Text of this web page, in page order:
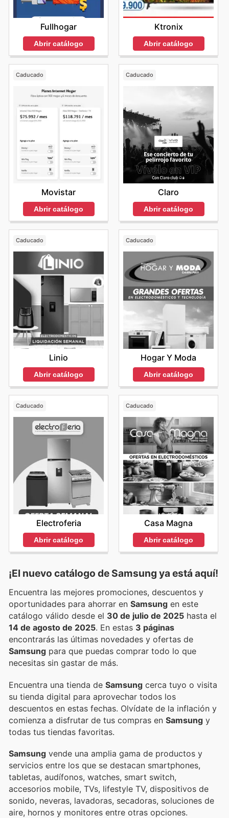
Fullhogar
Abrir catálogo
Ktronix
Abrir catálogo
Caducado
Movistar
Abrir catálogo
Caducado
Claro
Abrir catálogo
Caducado
Linio
Abrir catálogo
Caducado
Hogar Y Moda
Abrir catálogo
Caducado
Electroferia
Abrir catálogo
Caducado
Casa Magna
Abrir catálogo
¡El nuevo catálogo de Samsung ya está aquí!
Encuentra las mejores promociones, descuentos y
oportunidades para ahorrar en Samsung en este
catálogo válido desde el 30 de julio de 2025 hasta el
14 de agosto de 2025 . En estas 3 páginas
encontrarás las últimas novedades y ofertas de
Samsung para que puedas comprar todo lo que
necesitas sin gastar de más.
Encuentra una tienda de Samsung cerca tuyo o visita
su tienda digital para aprovechar todos los
descuentos en estas fechas. Olvídate de la inflación y
comienza a disfrutar de tus compras en Samsung y
todas tus tiendas favoritas.
Samsung vende una amplia gama de productos y
servicios entre los que se destacan smartphones,
tabletas, audífonos, watches, smart switch,
accesorios mobile, TVs, lifestyle TV, dispositivos de
sonido, neveras, lavadoras, secadoras, soluciones de
aire, hornos y monitores entre otras opciones.